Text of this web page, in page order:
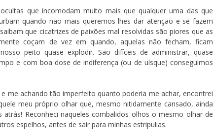
que incomodam muito mais que qualquer uma das que
quando não mais queremos lhes dar atenção e se fazem
que cicatrizes de paixões mal resolvidas são piores que as
coçam de vez em quando, aquelas não fecham, ficam
peito quase explodir. São difíceis de administrar, quase
e com boa dose de indiferença (ou de uísque) conseguimos
me achando tão imperfeito quanto poderia me achar, encontrei
meu próprio olhar que, mesmo nitidamente cansado, ainda
Reconheci naqueles combalidos olhos o mesmo olhar de
espelhos, antes de sair para minhas estripulias.